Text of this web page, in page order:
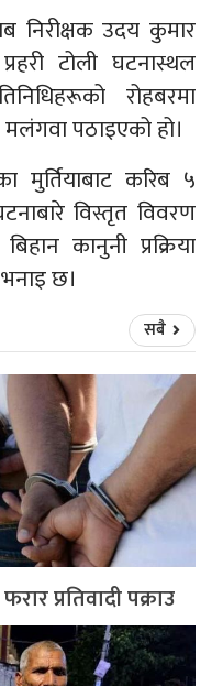
निरीक्षक उदय कुमार
टोली घटनास्थल
रोहबरमा
पठाइएको हो।
मुर्तियाबाट करिब ५
विस्तृत विवरण
कानुनी प्रक्रिया
छ।
सबै
प्रतिवादी पक्राउ